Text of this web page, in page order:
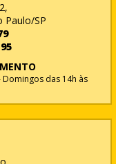
Paulo/SP
Domingos das 14h às